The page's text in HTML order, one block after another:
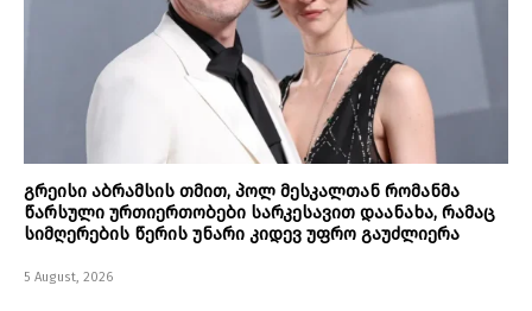
გრეისი აბრამსის თმით, პოლ მესკალთან რომანმა
წარსული ურთიერთობები სარკესავით დაანახა, რამაც
სიმღერების წერის უნარი კიდევ უფრო გაუძლიერა
5 August, 2026